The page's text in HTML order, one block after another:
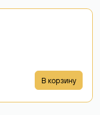
В корзину